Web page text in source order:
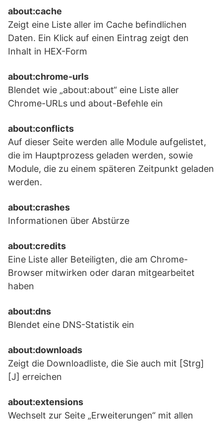
about:cache
Zeigt eine Liste aller im Cache befindlichen
Daten. Ein Klick auf einen Eintrag zeigt den
Inhalt in HEX-Form
about:chrome-urls
Blendet wie „about:about“ eine Liste aller
Chrome-URLs und about-Befehle ein
about:conflicts
Auf dieser Seite werden alle Module aufgelistet,
die im Hauptprozess geladen werden, sowie
Module, die zu einem späteren Zeitpunkt geladen
werden.
about:crashes
Informationen über Abstürze
about:credits
Eine Liste aller Beteiligten, die am Chrome-
Browser mitwirken oder daran mitgearbeitet
haben
about:dns
Blendet eine DNS-Statistik ein
about:downloads
Zeigt die Downloadliste, die Sie auch mit [Strg]
[J] erreichen
about:extensions
Wechselt zur Seite „Erweiterungen“ mit allen